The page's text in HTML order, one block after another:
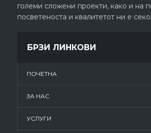
големи сложени проекти, како и на
посветеноста и квалитетот ни е
БРЗИ ЛИНКОВИ
ПОЧЕТНА
ЗА НАС
УСЛУГИ